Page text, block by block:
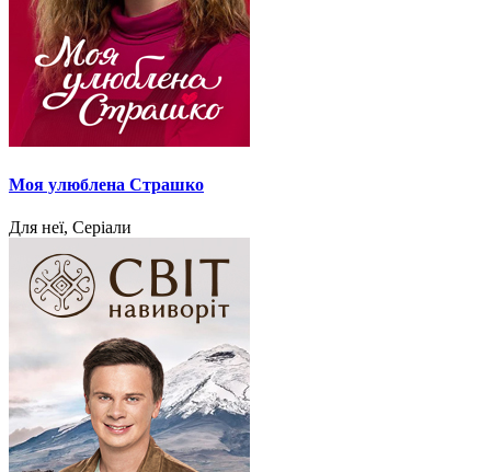
Моя улюблена Страшко
Для неї, Серіали